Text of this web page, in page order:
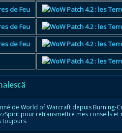
de World of Warcraft depuis Burning-
pour retransmettre mes conseils
toujours.